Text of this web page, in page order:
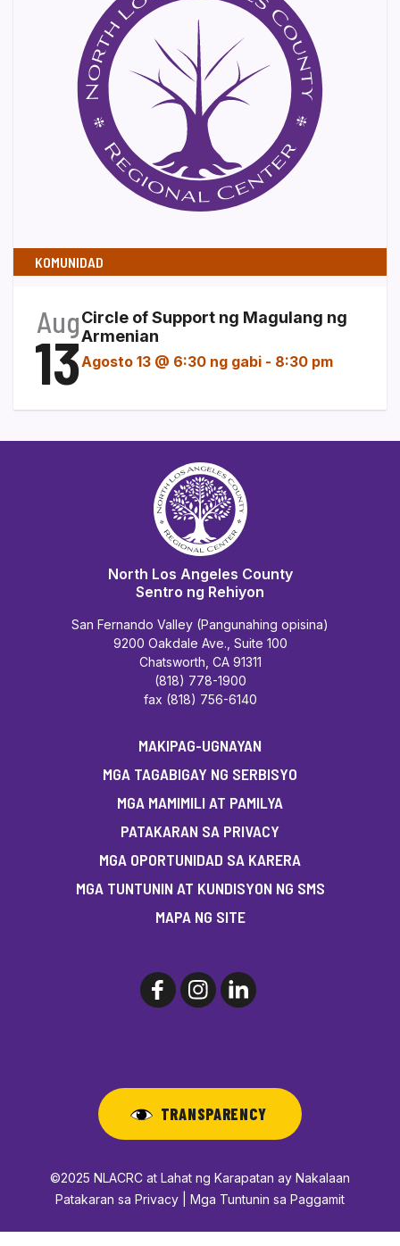
KOMUNIDAD
Aug
13
Circle of Support ng Magulang ng
Armenian
Agosto 13 @ 6:30 ng gabi - 8:30 pm
North Los Angeles County
Sentro ng Rehiyon
San Fernando Valley (Pangunahing opisina)
9200 Oakdale Ave., Suite 100
Chatsworth, CA 91311
(818) 778-1900
fax (818) 756-6140
MAKIPAG-UGNAYAN
MGA TAGABIGAY NG SERBISYO
MGA MAMIMILI AT PAMILYA
PATAKARAN SA PRIVACY
MGA OPORTUNIDAD SA KARERA
MGA TUNTUNIN AT KUNDISYON NG SMS
MAPA NG SITE
TRANSPARENCY
©2025 NLACRC at Lahat ng Karapatan ay Nakalaan
Patakaran sa Privacy | Mga Tuntunin sa Paggamit